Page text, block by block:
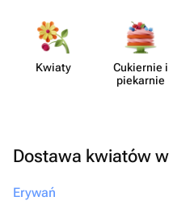
Kwiaty
Cukiernie i
piekarnie
Dostawa kwiatów
Erywań